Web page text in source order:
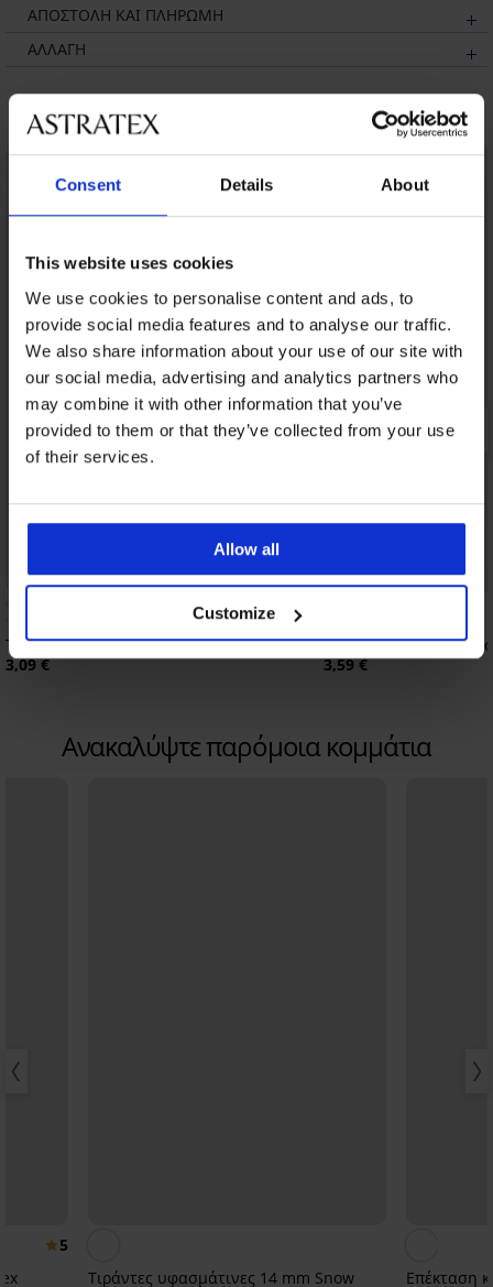
Consent Details About
This website uses cookies
We use cookies to personalise content and ads, to
provide social media features and to analyse our traffic.
We also share information about your use of our site with
our social media, advertising and analytics partners who
may combine it with other information that you’ve
provided to them or that they’ve collected from your use
of their services.
Allow all
Customize
ΑΠΟΣΤΟΛΗ ΚΑΙ ΠΛΗΡΩΜΗ
ΑΛΛΑΓΗ
Μπορεί να σας αρέσει
Τιράντες σιλικόνης αόρατες 10 mm
3,09 €
Αξεσουάρ για τιράντες
3,59 €
Ανακαλύψτε παρόμοια κομμάτια
5
Τιράντες υφασμάτινες 14 mm Snow
Επέκταση